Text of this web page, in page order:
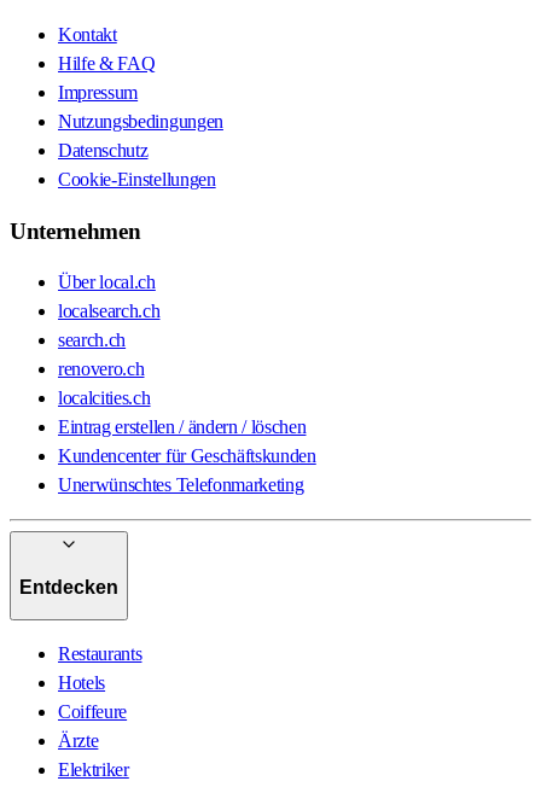
Kontakt
Hilfe & FAQ
Impressum
Nutzungsbedingungen
Datenschutz
Cookie-Einstellungen
Unternehmen
Über local.ch
localsearch.ch
search.ch
renovero.ch
localcities.ch
Eintrag erstellen / ändern / löschen
Kundencenter für Geschäftskunden
Unerwünschtes Telefonmarketing
Entdecken
Restaurants
Hotels
Coiffeure
Ärzte
Elektriker